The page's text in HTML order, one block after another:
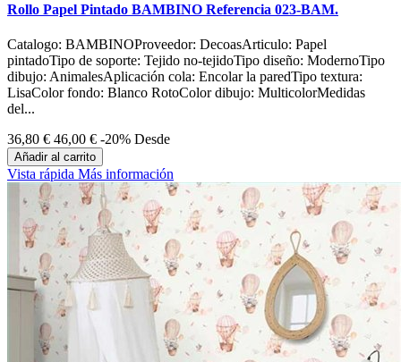
Rollo Papel Pintado BAMBINO Referencia 023-BAM.
Catalogo: BAMBINOProveedor: DecoasArticulo: Papel
pintadoTipo de soporte: Tejido no-tejidoTipo diseño: ModernoTipo
dibujo: AnimalesAplicación cola: Encolar la paredTipo textura:
LisaColor fondo: Blanco RotoColor dibujo: MulticolorMedidas
del...
36,80 € 46,00 € -20% Desde
Añadir al carrito
Vista rápida Más información